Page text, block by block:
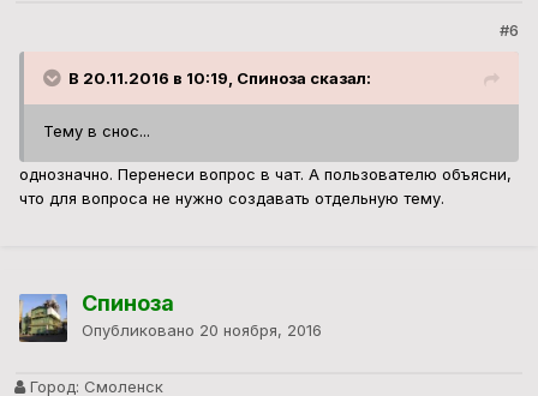
#6
В 20.11.2016 в 10:19, Спиноза сказал:
Тему в снос...
однозначно. Перенеси вопрос в чат. А пользователю объясни,
что для вопроса не нужно создавать отдельную тему.
Спиноза
Опубликовано 20 ноября, 2016
Город: Смоленск